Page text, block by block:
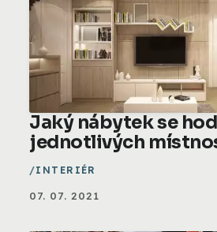
Jaký nábytek se
jednotlivých
INTERIÉR
07. 07. 2021